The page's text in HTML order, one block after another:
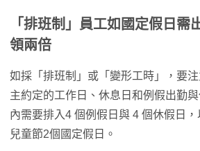
「排班制」員工如國定假日需
領兩倍
如採「排班制」或「變形工時」，要
主約定的工作日、休息日和例假出勤
內需要排入4 個例假日與 4 個休假日，
兒童節2個國定假日。